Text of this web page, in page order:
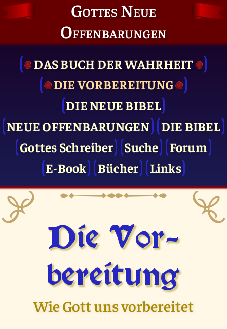
Gottes Neue
Offenbarungen
DAS BUCH DER WAHRHEIT
DIE VOR­BEREITUNG
DIE NEUE BIBEL
NEUE OFFENBARUNGEN
DIE BIBEL
Gottes Schreiber
Suche
Forum
E-Book
Bücher Links
Die Vor­
bereitung
Wie Gott uns vorbereitet